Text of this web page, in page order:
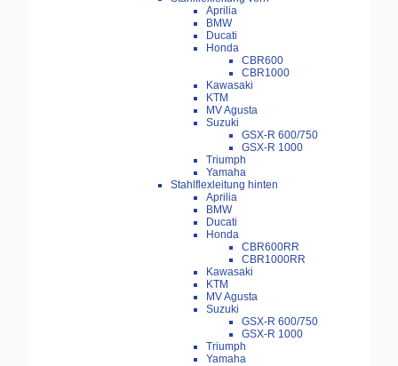
Aprilia
BMW
Ducati
Honda
CBR600
CBR1000
Kawasaki
KTM
MV Agusta
Suzuki
GSX-R 600/750
GSX-R 1000
Triumph
Yamaha
Stahlflexleitung hinten
Aprilia
BMW
Ducati
Honda
CBR600RR
CBR1000RR
Kawasaki
KTM
MV Agusta
Suzuki
GSX-R 600/750
GSX-R 1000
Triumph
Yamaha